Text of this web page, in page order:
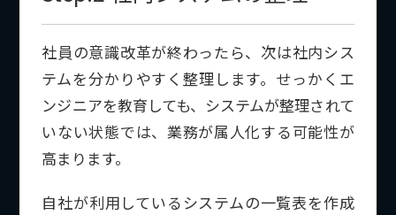
社員の意識改革が終わったら、次は社内シス
テムを分かりやすく整理します。せっかくエ
ンジニアを教育しても、システムが整理されて
いない状態では、業務が属人化する可能性が
高まります。
自社が利用しているシステムの一覧表を作成